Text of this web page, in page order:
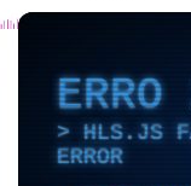
ERRO
HLS.JS
ERROR